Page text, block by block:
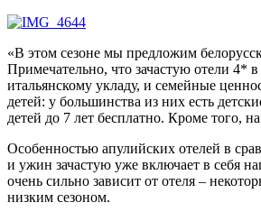
«В этом сезоне мы предложим
Примечательно, что зачастую отели 4*
итальянскому укладу, и семейные
детей: у большинства из них есть
детей до 7 лет бесплатно. Кроме того,
Особенностью апулийских отелей в
и ужин зачастую уже включает в себя
очень сильно зависит от отеля –
низким сезоном.